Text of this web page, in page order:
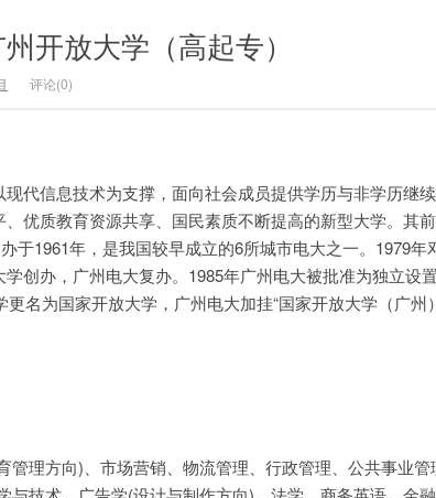
开放大学（高起专）
评论(0)
代信息技术为支撑，面向社会成员提供学历与非学历继续
优质教育资源共享、国民素质不断提高的新型大学。其
于1961年，是我国较早成立的6所城市电大之一。1979年
创办，广州电大复办。1985年广州电大被批准为独立设
名为国家开放大学，广州电大加挂“国家开放大学（广州）
管理方向)、市场营销、物流管理、行政管理、公共事业管